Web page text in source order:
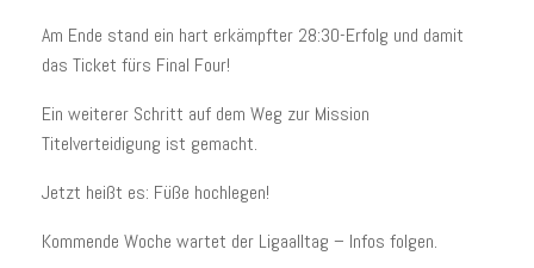
Am Ende stand ein hart erkämpfter 28:30-Erfolg und damit
das Ticket fürs Final Four!
Ein weiterer Schritt auf dem Weg zur Mission
Titelverteidigung ist gemacht.
Jetzt heißt es: Füße hochlegen!
Kommende Woche wartet der Ligaalltag – Infos folgen.